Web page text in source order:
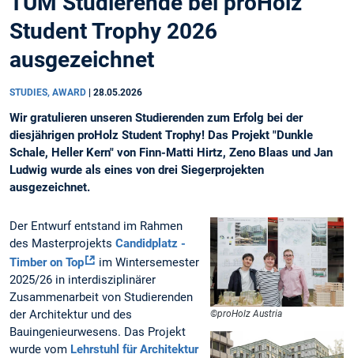
Student Trophy 2026
ausgezeichnet
STUDIES, AWARD 28.05.2026
Wir gratulieren unseren Studierenden zum Erfolg bei der
diesjährigen proHolz Student Trophy! Das Projekt "Dunkle
Schale, Heller Kern" von Finn-Matti Hirtz, Zeno Blaas und Jan
Ludwig wurde als eines von drei Siegerprojekten
ausgezeichnet.
©proHolz Austria
Der Entwurf entstand im Rahmen
des Masterprojekts Candidplatz -
Timber on Top
im Wintersemester
2025/26 in interdisziplinärer
Zusammenarbeit von Studierenden
der Architektur und des
Bauingenieurwesens. Das Projekt
wurde vom Lehrstuhl für Architektur